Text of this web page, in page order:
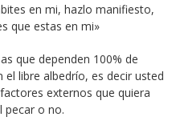
en mi, hazlo manifiesto,
que estas en mi»
que dependen 100% de
libre albedrío, es decir usted
externos que quiera
pecar o no.